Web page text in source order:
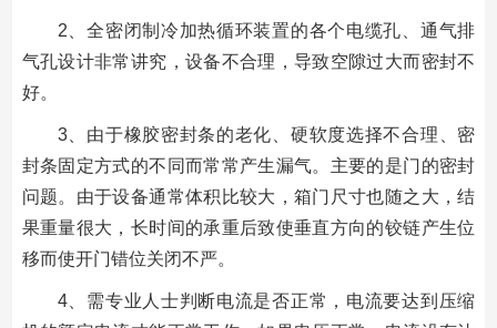
2、全密闭制冷加热循环装置的各个电缆孔、通气排
气孔设计非常讲究，设备不合理，导致空隙过大而密封不
好。
3、由于橡胶密封条的老化、硬软度选择不合理、密
封条固定方式的不同而常常产生漏气。主要的是门的密封
问题。由于设备通常体积比较大，箱门尺寸也随之大，结
果重量很大，长时间的承重后致使垂直方向的铰链产生位
移而使开门错位关闭不严。
4、需专业人士判断电流是否正常，电流要达到压缩